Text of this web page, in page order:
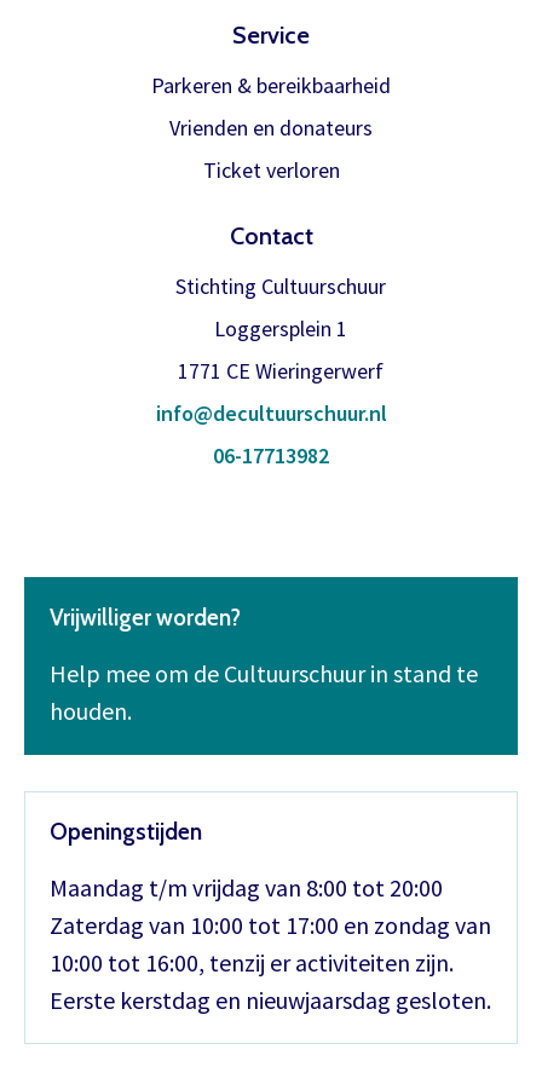
Service
Parkeren & bereikbaarheid
Vrienden en donateurs
Ticket verloren
Contact
Stichting Cultuurschuur
Loggersplein 1
1771 CE Wieringerwerf
info@decultuurschuur.nl
06-17713982
Vrijwilliger worden?
Help mee om de Cultuurschuur in stand te
houden.
Openingstijden
Maandag t/m vrijdag van 8:00 tot 20:00
Zaterdag van 10:00 tot 17:00 en zondag van
10:00 tot 16:00, tenzij er activiteiten zijn.
Eerste kerstdag en nieuwjaarsdag gesloten.